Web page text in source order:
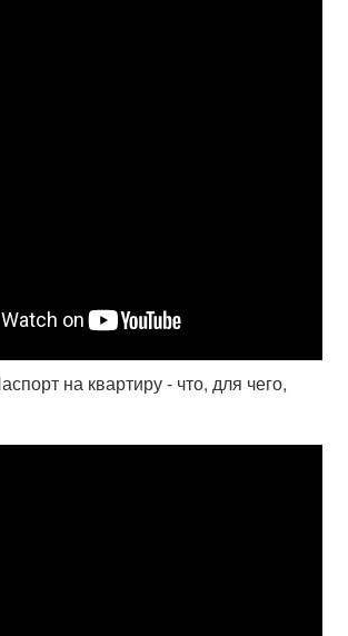
на квартиру - что, для чего,